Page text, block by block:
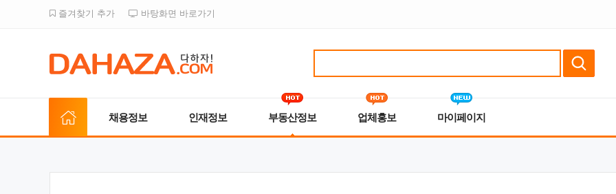
즐겨찾기 추가 바탕화면 바로가기
채용정보 인재정보 부동산정보 업체홍보 마이페이지